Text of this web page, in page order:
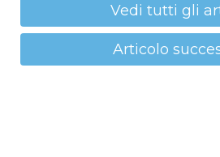
Vedi tutti gli
Articolo